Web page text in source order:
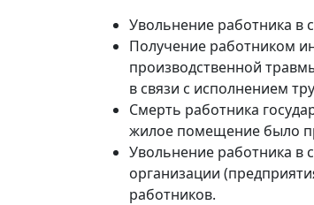
Увольнение работника в
Получение работником
производственной
в связи с исполнением
Смерть работника
жилое помещение было
Увольнение работника в
организации
работников.